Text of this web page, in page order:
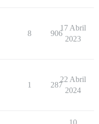
8 906
17 Abril
2023
1 287
22 Abril
2024
10